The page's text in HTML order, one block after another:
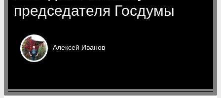
председателя Госдумы
Алексей Иванов